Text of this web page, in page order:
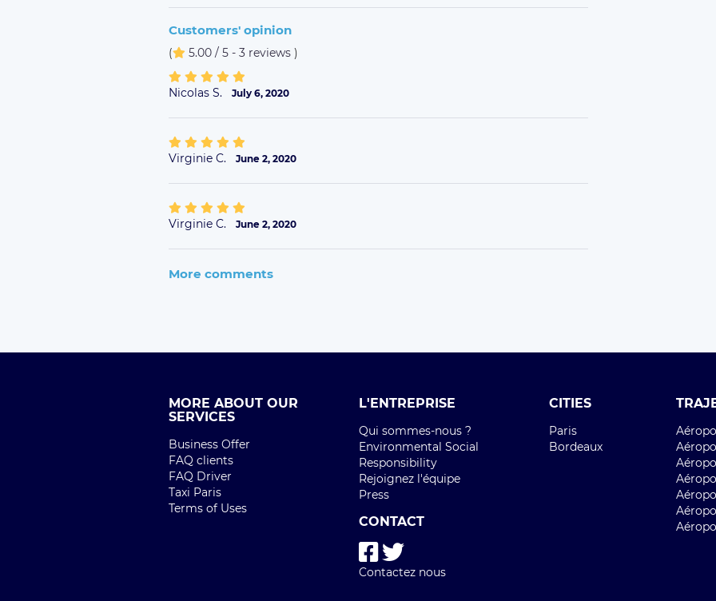
Customers' opinion
( 5.00 / 5 - 3 reviews )
Nicolas S. July 6, 2020
Virginie C. June 2, 2020
Virginie C. June 2, 2020
More comments
MORE ABOUT OUR
SERVICES
Business Offer
FAQ clients
FAQ Driver
Taxi Paris
Terms of Uses
L'ENTREPRISE
Qui sommes-nous ?
Environmental Social
Responsibility
Rejoignez l'équipe
Press
CONTACT
Contactez nous
CITIES
Paris
Bordeaux